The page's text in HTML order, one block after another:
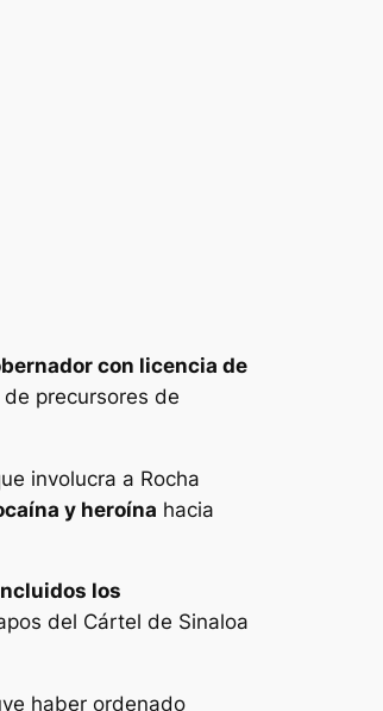
con licencia de
precursores de
involucra a Rocha
y heroína hacia
los
del Cártel de Sinaloa
haber ordenado